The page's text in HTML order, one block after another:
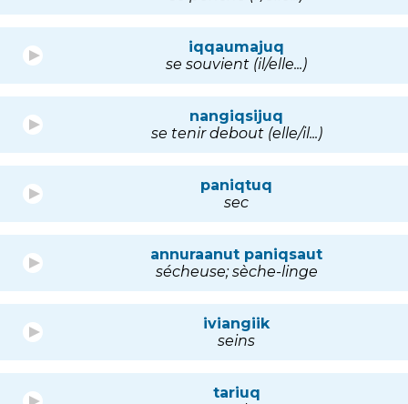
iqqaumajuq
se souvient (il/elle...)
nangiqsijuq
se tenir debout (elle/il...)
paniqtuq
sec
annuraanut paniqsaut
sécheuse; sèche-linge
iviangiik
seins
tariuq